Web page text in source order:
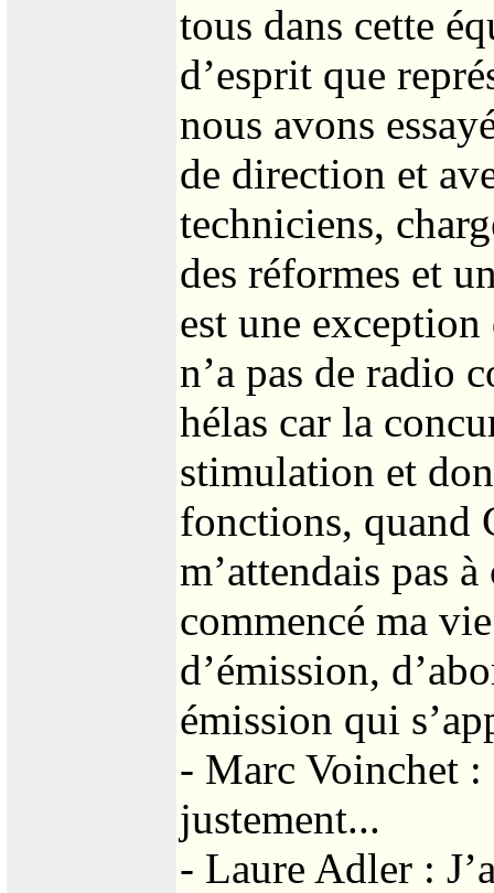
tous dans cette
d’esprit que
nous avons
de direction et
techniciens,
des réformes et
est une
n’a pas de radio
hélas car la
stimulation et
fonctions, quand
m’attendais pas
commencé ma
d’émission,
émission qui
- Marc Voinchet :
justement...
- Laure Adler :